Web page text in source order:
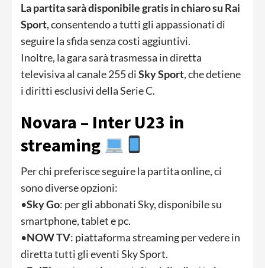
La partita sarà disponibile gratis in chiaro su Rai
Sport, consentendo a tutti gli appassionati di
seguire la sfida senza costi aggiuntivi.
Inoltre, la gara sarà trasmessa in diretta
televisiva al canale 255 diSky Sport, che detiene
i diritti esclusivi della Serie C.
Novara – Inter U23 in
streaming
Per chi preferisce seguire la partita online, ci
sono diverse opzioni:
•Sky Go: per gli abbonati Sky, disponibile su
smartphone, tablet e pc.
•NOW TV: piattaforma streaming per vedere in
diretta tutti gli eventi Sky Sport.